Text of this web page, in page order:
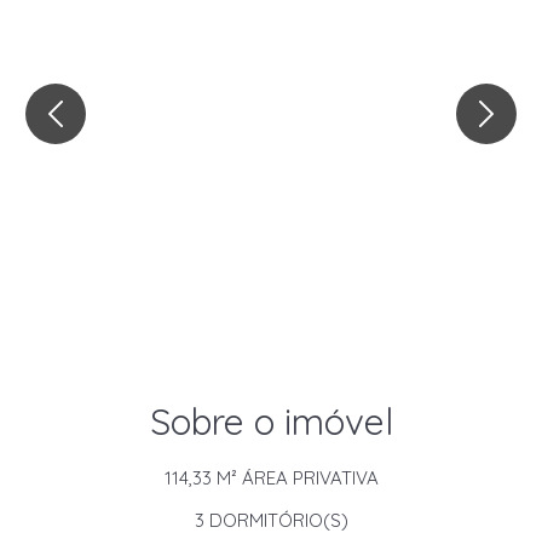
Sobre o imóvel
114,33 M² ÁREA PRIVATIVA
3 DORMITÓRIO(S)